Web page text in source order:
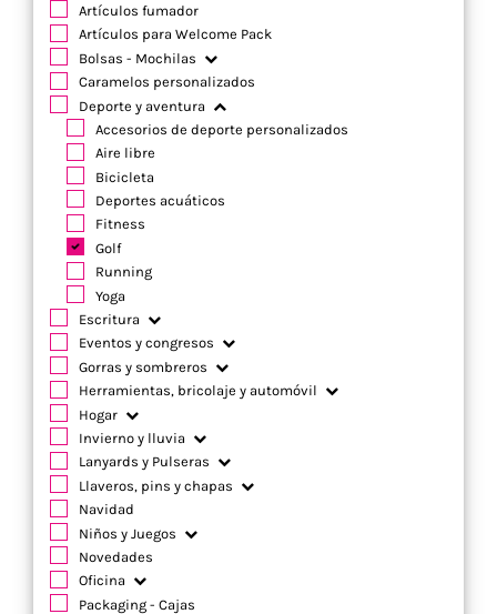
Artículos fumador
Artículos para Welcome Pack
Bolsas - Mochilas
Caramelos personalizados
Deporte y aventura
Accesorios de deporte personalizados
Aire libre
Bicicleta
Deportes acuáticos
Fitness
Golf
Running
Yoga
Escritura
Eventos y congresos
Gorras y sombreros
Herramientas, bricolaje y automóvil
Hogar
Invierno y lluvia
Lanyards y Pulseras
Llaveros, pins y chapas
Navidad
Niños y Juegos
Novedades
Oficina
Packaging - Cajas